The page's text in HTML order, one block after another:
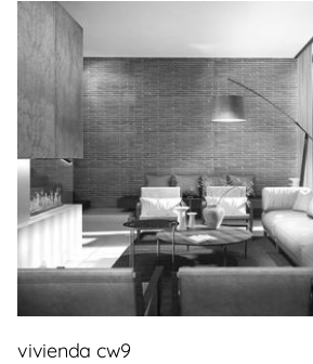
vivienda cw9